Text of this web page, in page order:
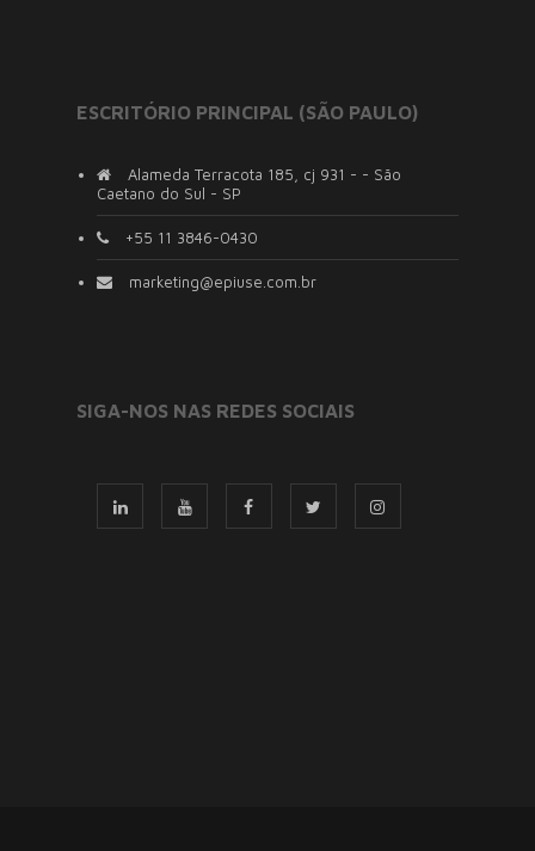
ESCRITÓRIO PRINCIPAL (SÃO PAULO)
Alameda Terracota 185, cj 931 - - São
Caetano do Sul - SP
+55 11 3846-0430
marketing@epiuse.com.br
SIGA-NOS NAS REDES SOCIAIS